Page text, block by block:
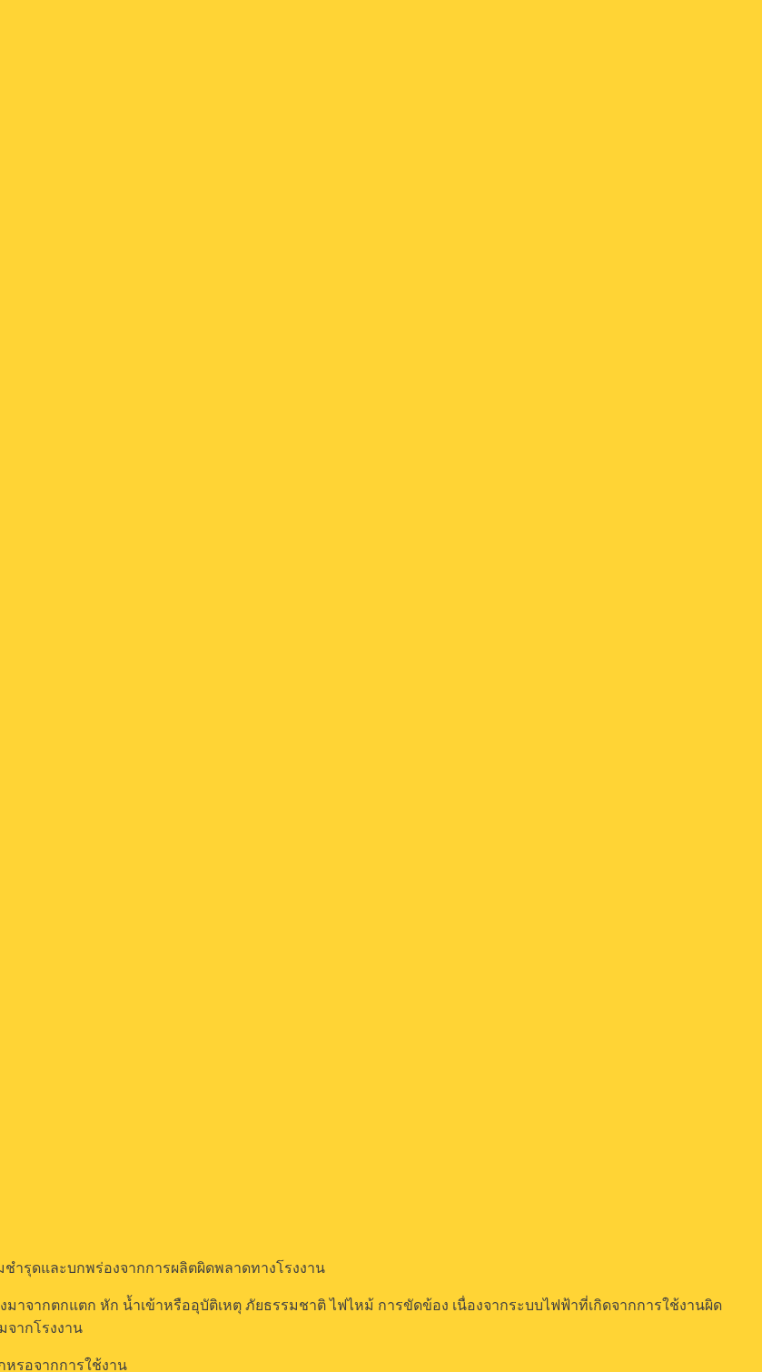
รุดและบกพร่องจากการผลิตผิดพลาดทางโรงงาน
าจากตกแตก หัก น้ำเข้าหรืออุบัติเหตุ ภัยธรรมชาติ ไฟไหม้ การขัดข้อง เนื่องจากระบบไฟฟ้าที่เกิดจากการใช้งานผิด
จากโรงงาน
หรอจากการใช้งาน